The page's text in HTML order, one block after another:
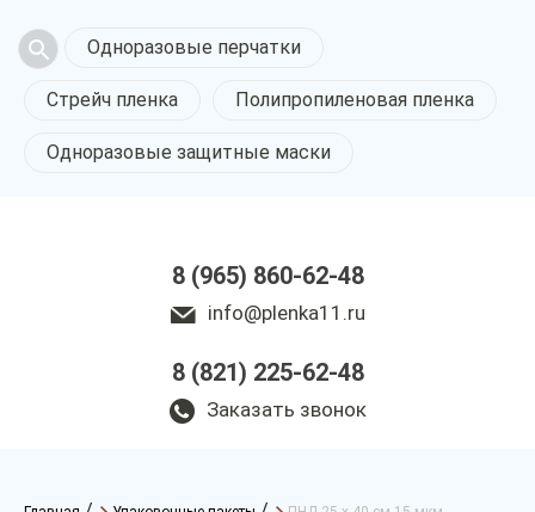
Одноразовые перчатки
Стрейч пленка Полипропиленовая пленка
Одноразовые защитные маски
8 (965) 860-62-48
info@plenka11.ru
8 (821) 225-62-48
Заказать звонок